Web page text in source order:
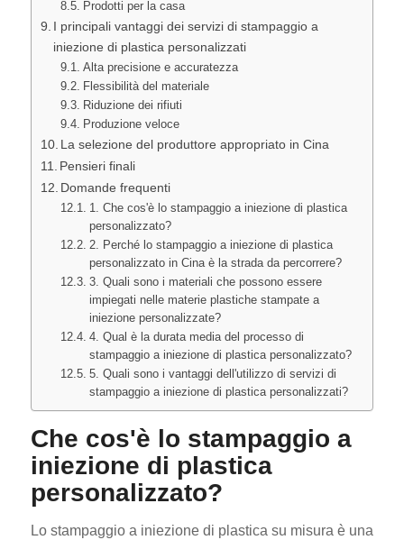
Prodotti per la casa
I principali vantaggi dei servizi di stampaggio a
iniezione di plastica personalizzati
Alta precisione e accuratezza
Flessibilità del materiale
Riduzione dei rifiuti
Produzione veloce
La selezione del produttore appropriato in Cina
Pensieri finali
Domande frequenti
1. Che cos'è lo stampaggio a iniezione di plastica
personalizzato?
2. Perché lo stampaggio a iniezione di plastica
personalizzato in Cina è la strada da percorrere?
3. Quali sono i materiali che possono essere
impiegati nelle materie plastiche stampate a
iniezione personalizzate?
4. Qual è la durata media del processo di
stampaggio a iniezione di plastica personalizzato?
5. Quali sono i vantaggi dell'utilizzo di servizi di
stampaggio a iniezione di plastica personalizzati?
Che cos'è lo stampaggio a
iniezione di plastica
personalizzato?
Lo stampaggio a iniezione di plastica su misura è una